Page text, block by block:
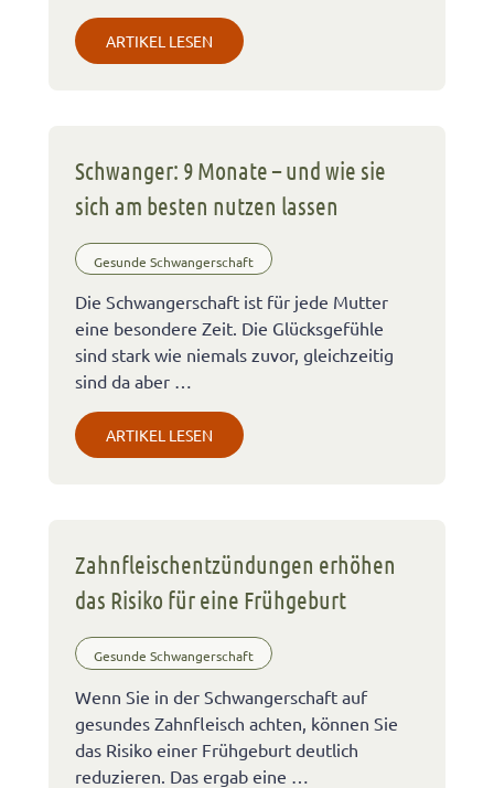
ARTIKEL LESEN
Schwanger: 9 Monate – und wie sie
sich am besten nutzen lassen
Gesunde Schwangerschaft
Die Schwangerschaft ist für jede Mutter
eine besondere Zeit. Die Glücksgefühle
sind stark wie niemals zuvor, gleichzeitig
sind da aber …
ARTIKEL LESEN
Zahnfleischentzündungen erhöhen
das Risiko für eine Frühgeburt
Gesunde Schwangerschaft
Wenn Sie in der Schwangerschaft auf
gesundes Zahnfleisch achten, können Sie
das Risiko einer Frühgeburt deutlich
reduzieren. Das ergab eine …